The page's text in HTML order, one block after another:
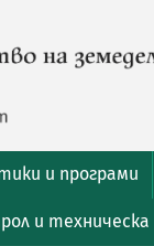
и програми
и техническа